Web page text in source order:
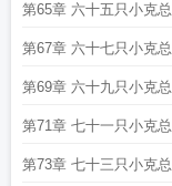
第65章 六十五只小克总
第67章 六十七只小克总
第69章 六十九只小克总
第71章 七十一只小克总
第73章 七十三只小克总